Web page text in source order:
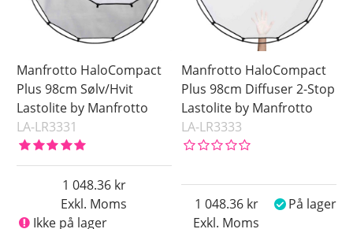
Manfrotto HaloCompact
Plus 98cm Sølv/Hvit
Lastolite by Manfrotto
LA-LR3331
Exkl. Moms
1 048.36
Ikke på lager
Manfrotto HaloCompact
Plus 98cm Diffuser 2-Stop
Lastolite by Manfrotto
LA-LR3333
Exkl. Moms
1 048.36 På lager